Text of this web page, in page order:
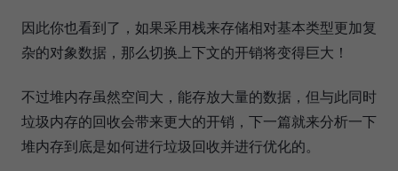
因此你也看到了，如果采用栈来存储相对基本类型更加复
杂的对象数据，那么切换上下文的开销将变得巨大！
不过堆内存虽然空间大，能存放大量的数据，但与此同时
垃圾内存的回收会带来更大的开销，下一篇就来分析一下
堆内存到底是如何进行垃圾回收并进行优化的。